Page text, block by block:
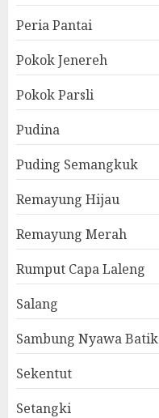
Peria Pantai
Pokok Jenereh
Pokok Parsli
Pudina
Puding Semangkuk
Remayung Hijau
Remayung Merah
Rumput Capa Laleng
Salang
Sambung Nyawa Batik
Sekentut
Setangki